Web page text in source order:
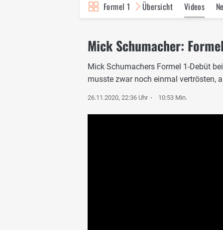
Formel 1 Übersicht Videos
Mick Schumacher:
Mick Schumachers Formel 1-Debüt
musste zwar noch einmal vertrösten,
26.11.2020, 22:36 Uhr 10:53 Min.